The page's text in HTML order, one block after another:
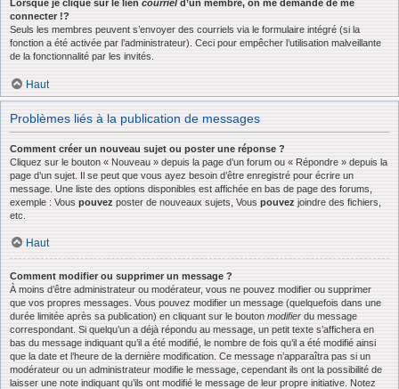
Lorsque je clique sur le lien courrield’un membre, on me demande de me
connecter !?
Seuls les membres peuvent s’envoyer des courriels via le formulaire intégré (si la
fonction a été activée par l’administrateur). Ceci pour empêcher l’utilisation malveillante
de la fonctionnalité par les invités.
Haut
Problèmes liés à la publication de messages
Comment créer un nouveau sujet ou poster une réponse ?
Cliquez sur le bouton « Nouveau » depuis la page d’un forum ou « Répondre » depuis la
page d’un sujet. Il se peut que vous ayez besoin d’être enregistré pour écrire un
message. Une liste des options disponibles est affichée en bas de page des forums,
exemple : Vous pouvez poster de nouveaux sujets, Vous pouvez joindre des fichiers,
etc.
Haut
Comment modifier ou supprimer un message ?
À moins d’être administrateur ou modérateur, vous ne pouvez modifier ou supprimer
que vos propres messages. Vous pouvez modifier un message (quelquefois dans une
durée limitée après sa publication) en cliquant sur le bouton modifier du message
correspondant. Si quelqu’un a déjà répondu au message, un petit texte s’affichera en
bas du message indiquant qu’il a été modifié, le nombre de fois qu’il a été modifié ainsi
que la date et l’heure de la dernière modification. Ce message n’apparaîtra pas si un
modérateur ou un administrateur modifie le message, cependant ils ont la possibilité de
laisser une note indiquant qu’ils ont modifié le message de leur propre initiative. Notez